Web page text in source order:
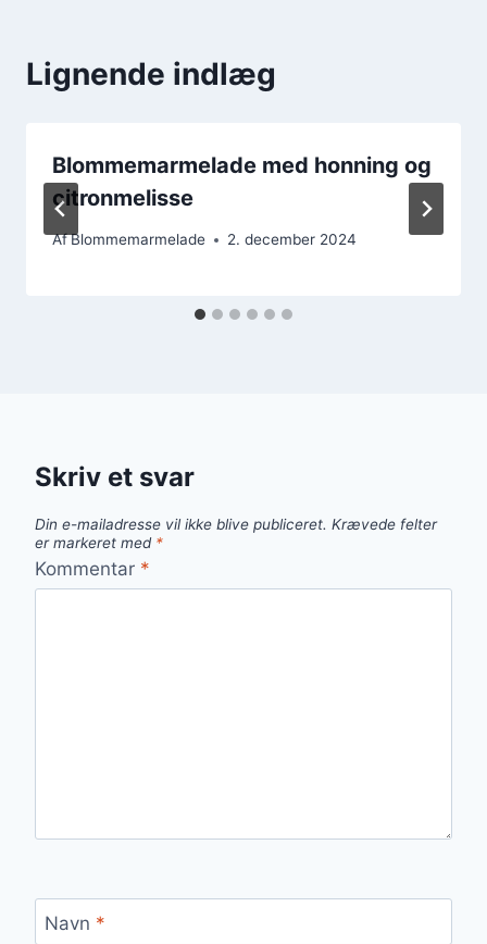
Lignende indlæg
Blommemarmelade med honning og
citronmelisse
AfBlommemarmelade 2. december 2024
Skriv et svar
Din e-mailadresse vil ikke blive publiceret. Krævede felter
er markeret med *
Kommentar *
Navn *